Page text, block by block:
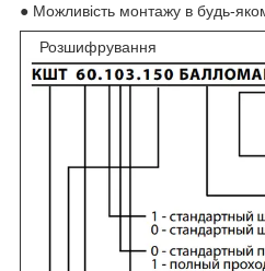
● Можливість монтажу в будь-
Розшифрування